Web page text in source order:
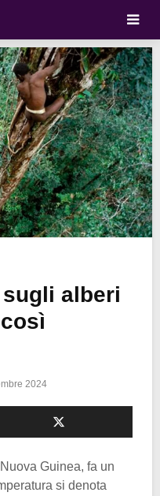
alberi
2024
Guinea, fa un
si denota